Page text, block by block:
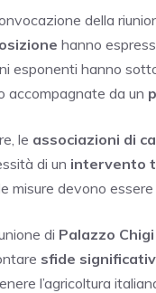
della
hanno
esponenti hanno
accompagnate da un
le associazioni di
di un intervento
misure devono
di Palazzo Chigi
sfide
l’agricoltura